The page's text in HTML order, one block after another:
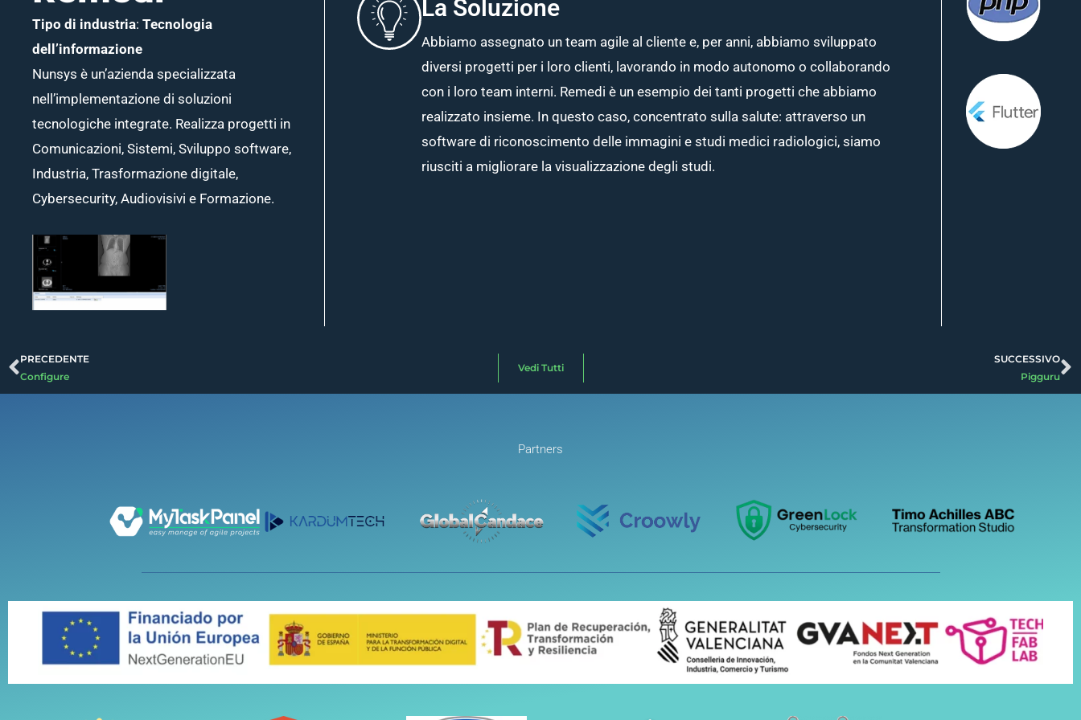
Tipo di industria: Tecnologia
dell’informazione
Nunsys è un’azienda specializzata
nell’implementazione di soluzioni
tecnologiche integrate. Realizza progetti in
Comunicazioni, Sistemi, Sviluppo software,
Industria, Trasformazione digitale,
Cybersecurity, Audiovisivi e Formazione.
La Soluzione
Abbiamo assegnato un team agile al cliente e, per anni, abbiamo sviluppato
diversi progetti per i loro clienti, lavorando in modo autonomo o collaborando
con i loro team interni. Remedi è un esempio dei tanti progetti che abbiamo
realizzato insieme. In questo caso, concentrato sulla salute: attraverso un
software di riconoscimento delle immagini e studi medici radiologici, siamo
riusciti a migliorare la visualizzazione degli studi.
Prev
PRECEDENTE
Configure
SUCCESSIVO
Pigguru
Vedi Tutti
Partners